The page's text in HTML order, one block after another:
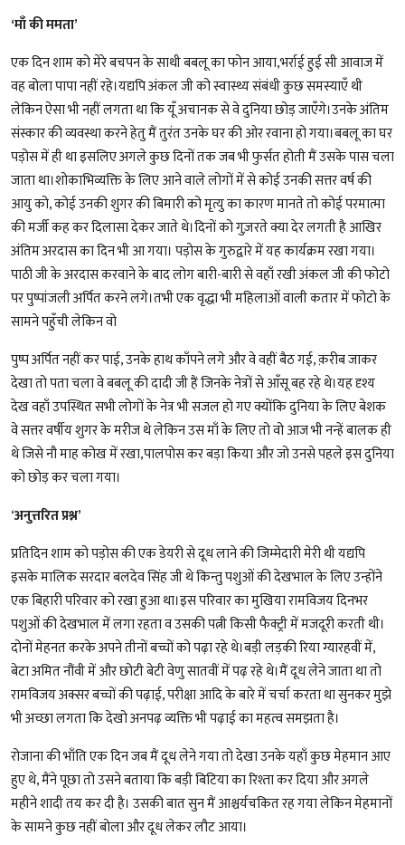
‘माँ की ममता’
एक दिन शाम को मेरे बचपन के साथी बबलू का फोन आया,भर्राई हुई सी आवाज में
वह बोला पापा नहीं रहे।यद्यपि अंकल जी को स्वास्थ्य संबंधी कुछ समस्याएँ थी
लेकिन ऐसा भी नहीं लगता था कि यूँ अचानक से वे दुनिया छोड़ जाएँगे।उनके अंतिम
संस्कार की व्यवस्था करने हेतु मैं तुरंत उनके घर की ओर रवाना हो गया।बबलू का घर
पड़ोस में ही था इसलिए अगले कुछ दिनों तक जब भी फुर्सत होती मैं उसके पास चला
जाता था।शोकाभिव्यक्ति के लिए आने वाले लोगों में से कोई उनकी सत्तर वर्ष की
आयु को, कोई उनकी शुगर की बिमारी को मृत्यु का कारण मानते तो कोई परमात्मा
की मर्जी कह कर दिलासा देकर जाते थे।दिनों को गुज़रते क्या देर लगती है आखिर
अंतिम अरदास का दिन भी आ गया। पड़ोस के गुरुद्वारे में यह कार्यक्रम रखा गया।
पाठी जी के अरदास करवाने के बाद लोग बारी-बारी से वहाँ रखी अंकल जी की फोटो
पर पुष्पांजली अर्पित करने लगे।तभी एक वृद्धा भी महिलाओं वाली कतार में फोटो के
सामने पहुँची लेकिन वो
पुष्प अर्पित नहीं कर पाई, उनके हाथ काँपने लगे और वे वहीं बैठ गई, क़रीब जाकर
देखा तो पता चला वे बबलू की दादी जी हैं जिनके नेत्रों से आँसू बह रहे थे।यह दृश्य
देख वहाँ उपस्थित सभी लोगों के नेत्र भी सजल हो गए क्योंकि दुनिया के लिए बेशक
वे सत्तर वर्षीय शुगर के मरीज थे लेकिन उस माँ के लिए तो वो आज भी नन्हें बालक ही
थे जिसे नौ माह कोख में रखा,पालपोस कर बड़ा किया और जो उनसे पहले इस दुनिया
को छोड़ कर चला गया।
‘अनुत्तरित प्रश्न’
प्रतिदिन शाम को पड़ोस की एक डेयरी से दूध लाने की जिम्मेदारी मेरी थी यद्यपि
इसके मालिक सरदार बलदेव सिंह जी थे किन्तु पशुओं की देखभाल के लिए उन्होंने
एक बिहारी परिवार को रखा हुआ था।इस परिवार का मुखिया रामविजय दिनभर
पशुओं की देखभाल में लगा रहता व उसकी पत्नी किसी फैक्ट्री में मजदूरी करती थी।
दोनों मेहनत करके अपने तीनों बच्चों को पढ़ा रहे थे।बड़ी लड़की रिया ग्यारहवीं में,
बेटा अमित नौंवी में और छोटी बेटी वेणु सातवीं में पढ़ रहे थे।मैं दूध लेने जाता था तो
रामविजय अक्सर बच्चों की पढ़ाई, परीक्षा आदि के बारे में चर्चा करता था सुनकर मुझे
भी अच्छा लगता कि देखो अनपढ़ व्यक्ति भी पढ़ाई का महत्व समझता है।
रोजाना की भाँति एक दिन जब मैं दूध लेने गया तो देखा उनके यहाँ कुछ मेहमान आए
हुए थे, मैंने पूछा तो उसने बताया कि बड़ी बिटिया का रिश्ता कर दिया और अगले
महीने शादी तय कर दी है। उसकी बात सुन मैं आश्चर्यचकित रह गया लेकिन मेहमानों
के सामने कुछ नहीं बोला और दूध लेकर लौट आया।